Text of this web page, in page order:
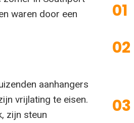
waren door een
aanhangers
vrijlating te eisen.
zijn steun
01
02
03